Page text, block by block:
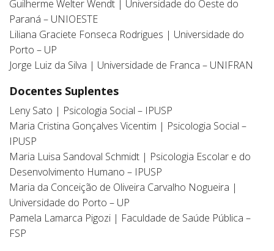
Guilherme Welter Wendt | Universidade do Oeste do
Paraná – UNIOESTE
Liliana Graciete Fonseca Rodrigues | Universidade do
Porto – UP
Jorge Luiz da Silva | Universidade de Franca – UNIFRAN
Docentes Suplentes
Leny Sato | Psicologia Social – IPUSP
Maria Cristina Gonçalves Vicentim | Psicologia Social –
IPUSP
Maria Luisa Sandoval Schmidt | Psicologia Escolar e do
Desenvolvimento Humano – IPUSP
Maria da Conceição de Oliveira Carvalho Nogueira |
Universidade do Porto – UP
Pamela Lamarca Pigozi | Faculdade de Saúde Pública –
FSP